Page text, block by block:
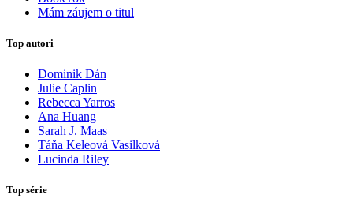
Mám záujem o titul
Top autori
Dominik Dán
Julie Caplin
Rebecca Yarros
Ana Huang
Sarah J. Maas
Táňa Keleová Vasilková
Lucinda Riley
Top série